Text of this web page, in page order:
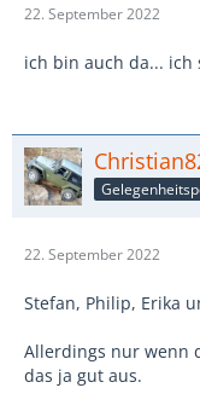
22. September 2022
ich bin auch da... ich
22. September 2022
Stefan, Philip, Erika
Allerdings nur wenn
das ja gut aus.